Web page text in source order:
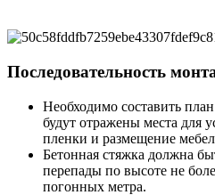
Последовательность
Необходимо составить
будут отражены места для
пленки и размещение
Бетонная стяжка должна
перепады по высоте не
погонных метра.